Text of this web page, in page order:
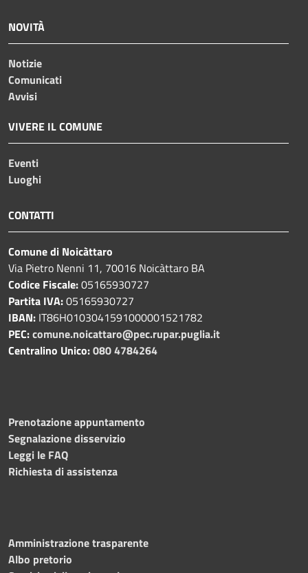
NOVITÀ
Notizie
Comunicati
Avvisi
VIVERE IL COMUNE
Eventi
Luoghi
CONTATTI
Comune di Noicàttaro
Via Pietro Nenni 11, 70016 Noicàttaro BA
Codice Fiscale:05165930727
Partita IVA:05165930727
IBAN: IT86H0103041591000001521782
PEC:comune.noicattaro@pec.rupar.puglia.it
Centralino Unico:080 4784264
Prenotazione appuntamento
Segnalazione disservizio
Leggi le FAQ
Richiesta di assistenza
Amministrazione trasparente
Albo pretorio